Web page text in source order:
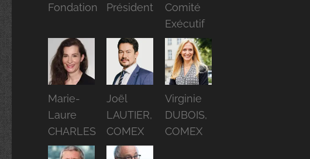
Fondation
Président
Comité
Exécutif
Marie-
Laure
CHARLES
Joël
LAUTIER,
COMEX
Virginie
DUBOIS,
COMEX